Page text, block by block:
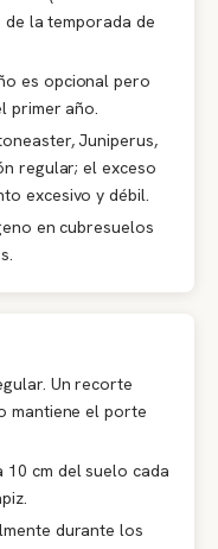
la temporada de
es opcional pero
primer año.
Juniperus,
regular; el exceso
excesivo y débil.
en cubresuelos
Un recorte
mantiene el porte
cm del suelo cada
durante los